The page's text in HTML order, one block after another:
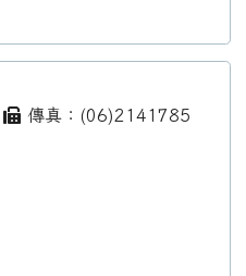
傳真：(06)2141785